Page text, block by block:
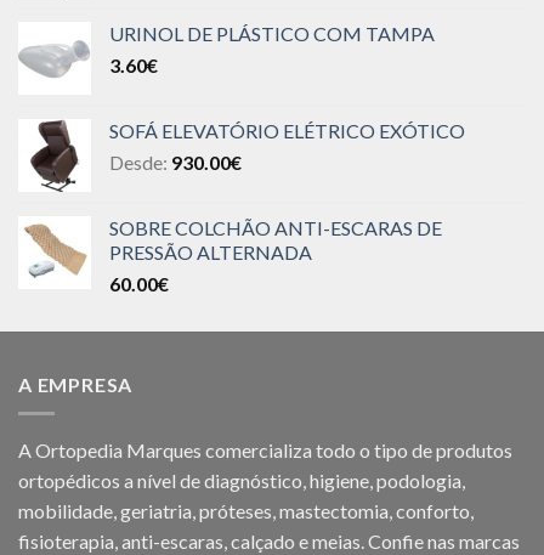
URINOL DE PLÁSTICO COM TAMPA
3.60€
SOFÁ ELEVATÓRIO ELÉTRICO EXÓTICO
Desde: 930.00€
SOBRE COLCHÃO ANTI-ESCARAS DE
PRESSÃO ALTERNADA
60.00€
A EMPRESA
A Ortopedia Marques comercializa todo o tipo de produtos
ortopédicos a nível de diagnóstico, higiene, podologia,
mobilidade, geriatria, próteses, mastectomia, conforto,
fisioterapia, anti-escaras, calçado e meias. Confie nas marcas